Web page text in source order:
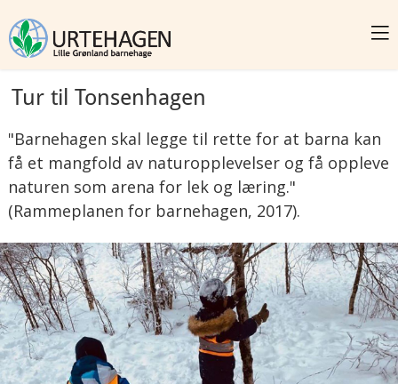
Tur til Tonsenhagen
"Barnehagen skal legge til rette for at barna kan
få et mangfold av naturopplevelser og få oppleve
naturen som arena for lek og læring."
(Rammeplanen for barnehagen, 2017).